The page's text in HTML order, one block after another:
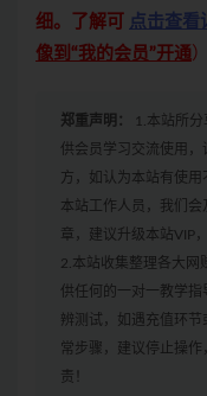
细。了解可
点击查看
像到“我的会员”开通 ）
郑重声明：
1.本站所
供会员学习交流使用
方，如认为本站有使
本站工作人员，我们
章，建议升级本站VIP
2.本站收集整理各大网
供任何的一对一教学
辨测试，如遇充值环
常步骤，建议停止操
责！